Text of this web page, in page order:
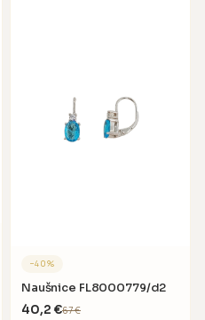
−40%
Naušnice FL8000779/d2
40,2 €67€